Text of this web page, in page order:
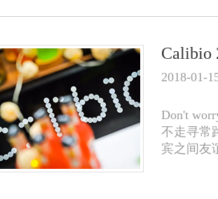
Calibio
2018-01-
Don't
不走寻常
宾之间友